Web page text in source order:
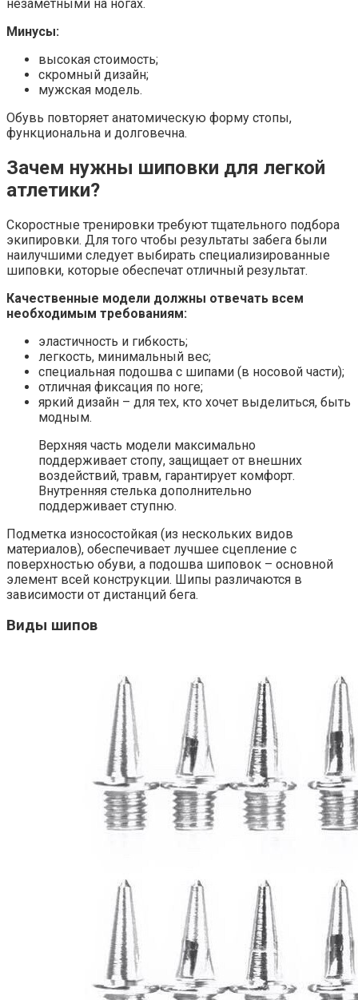
незаметными на ногах.
Минусы:
высокая стоимость;
скромный дизайн;
мужская модель.
Обувь повторяет анатомическую форму стопы,
функциональна и долговечна.
Зачем нужны шиповки для легкой
атлетики?
Скоростные тренировки требуют тщательного подбора
экипировки. Для того чтобы результаты забега были
наилучшими следует выбирать специализированные
шиповки, которые обеспечат отличный результат.
Качественные модели должны отвечать всем
необходимым требованиям:
эластичность и гибкость;
легкость, минимальный вес;
специальная подошва с шипами (в носовой части);
отличная фиксация по ноге;
яркий дизайн – для тех, кто хочет выделиться, быть
модным.
Верхняя часть модели максимально
поддерживает стопу, защищает от внешних
воздействий, травм, гарантирует комфорт.
Внутренняя стелька дополнительно
поддерживает ступню.
Подметка износостойкая (из нескольких видов
материалов), обеспечивает лучшее сцепление с
поверхностью обуви, а подошва шиповок – основной
элемент всей конструкции. Шипы различаются в
зависимости от дистанций бега.
Виды шипов